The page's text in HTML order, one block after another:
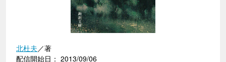
北杜夫／著
配信開始日： 2013/09/06